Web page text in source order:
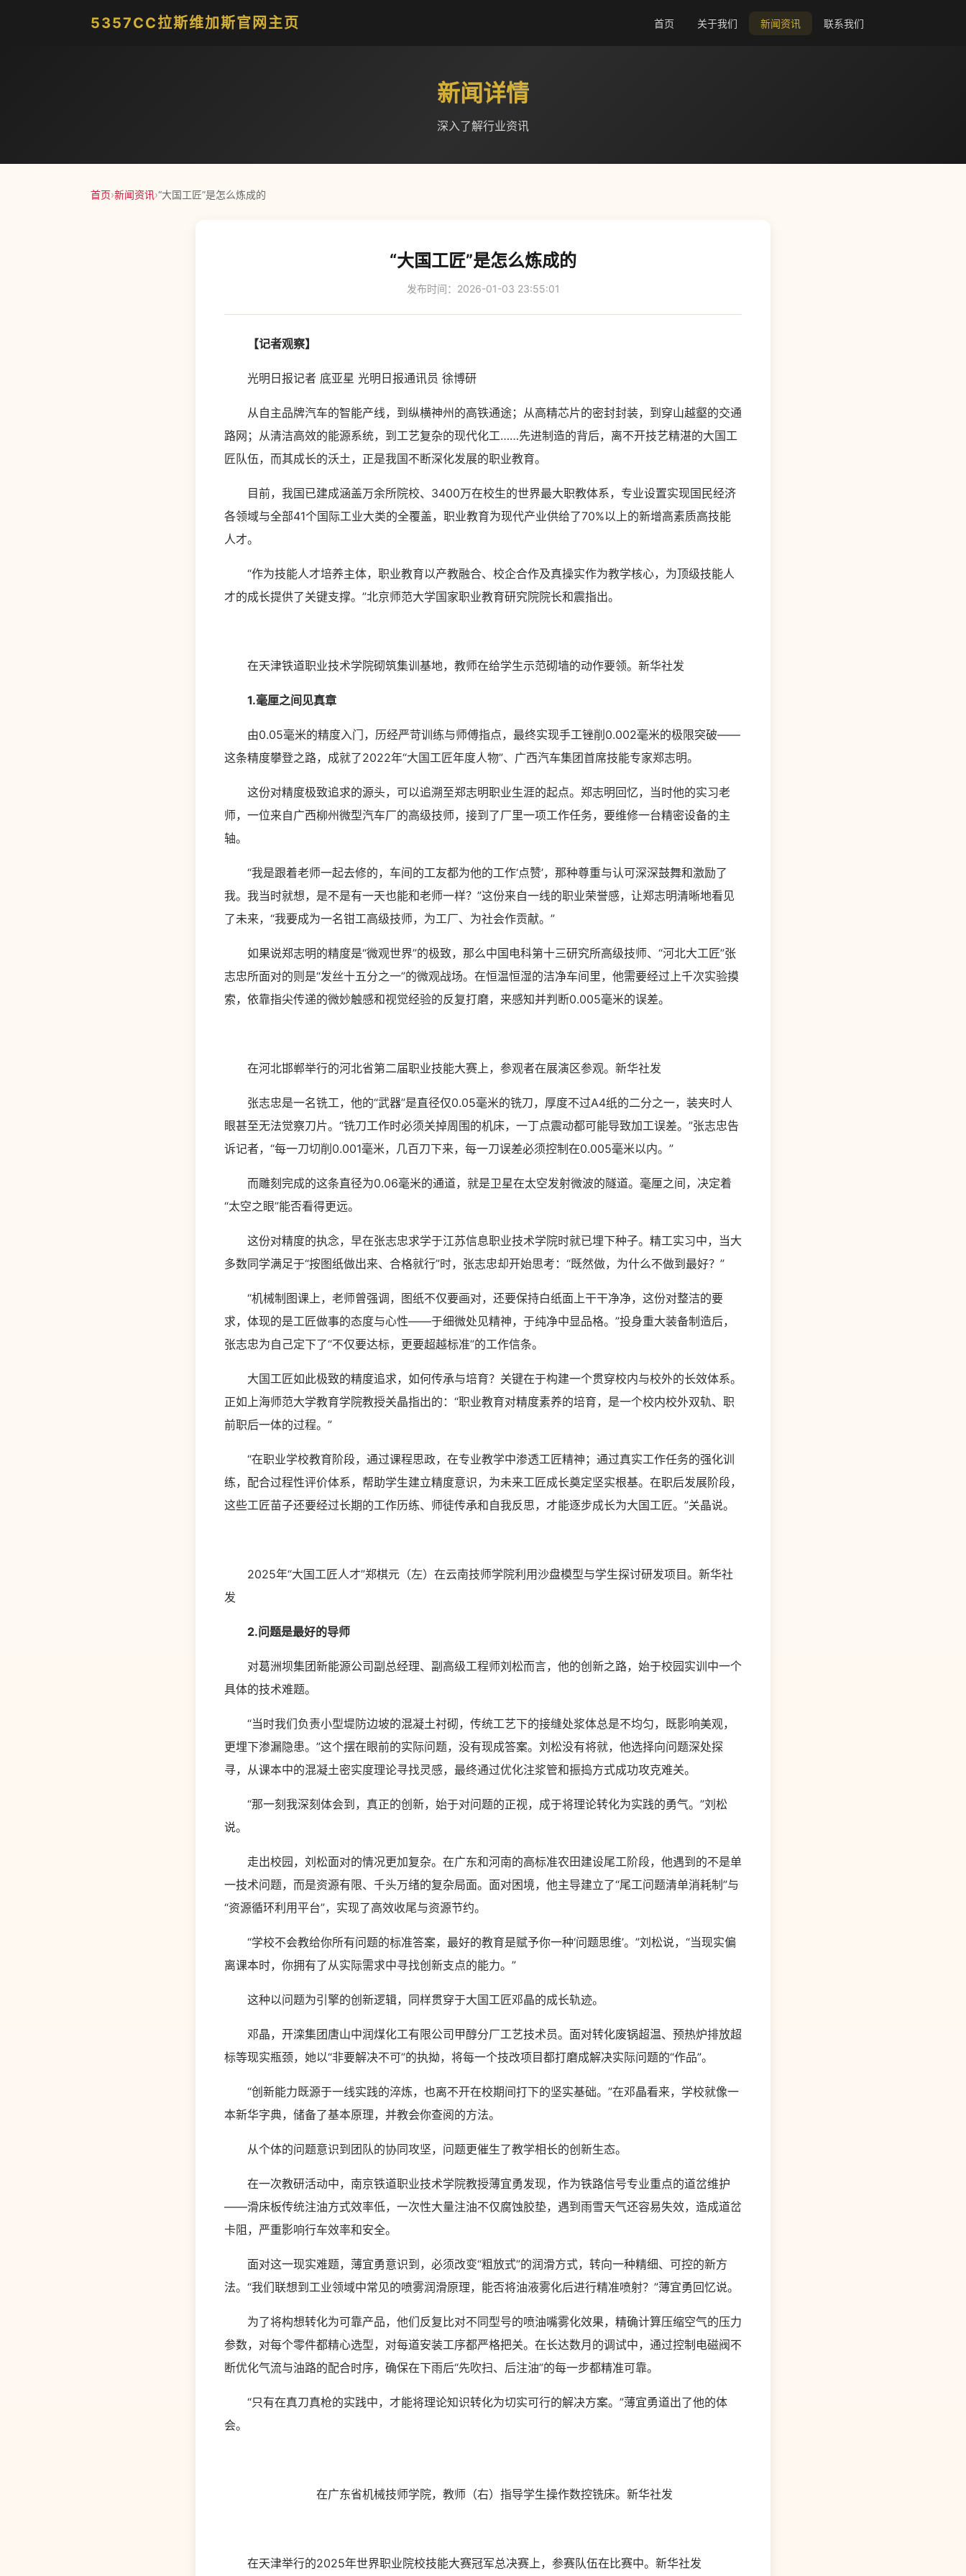
5357CC拉斯维加斯官网主页 首页 关于我们 新闻资讯 联系我们
新闻详情
深入了解行业资讯
首页›新闻资讯›“大国工匠”是怎么炼成的
“大国工匠”是怎么炼成的
发布时间：2026-01-03 23:55:01
【记者观察】
光明日报记者 底亚星 光明日报通讯员 徐博研
从自主品牌汽车的智能产线，到纵横神州的高铁通途；从高精芯片的密封封装，到穿山越壑的交通
路网；从清洁高效的能源系统，到工艺复杂的现代化工……先进制造的背后，离不开技艺精湛的大国工
匠队伍，而其成长的沃土，正是我国不断深化发展的职业教育。
目前，我国已建成涵盖万余所院校、3400万在校生的世界最大职教体系，专业设置实现国民经济
各领域与全部41个国际工业大类的全覆盖，职业教育为现代产业供给了70%以上的新增高素质高技能
人才。
“作为技能人才培养主体，职业教育以产教融合、校企合作及真操实作为教学核心，为顶级技能人
才的成长提供了关键支撑。”北京师范大学国家职业教育研究院院长和震指出。
在天津铁道职业技术学院砌筑集训基地，教师在给学生示范砌墙的动作要领。新华社发
1.毫厘之间见真章
由0.05毫米的精度入门，历经严苛训练与师傅指点，最终实现手工锉削0.002毫米的极限突破——
这条精度攀登之路，成就了2022年“大国工匠年度人物”、广西汽车集团首席技能专家郑志明。
这份对精度极致追求的源头，可以追溯至郑志明职业生涯的起点。郑志明回忆，当时他的实习老
师，一位来自广西柳州微型汽车厂的高级技师，接到了厂里一项工作任务，要维修一台精密设备的主
轴。
“我是跟着老师一起去修的，车间的工友都为他的工作‘点赞’，那种尊重与认可深深鼓舞和激励了
我。我当时就想，是不是有一天也能和老师一样？”这份来自一线的职业荣誉感，让郑志明清晰地看见
了未来，“我要成为一名钳工高级技师，为工厂、为社会作贡献。”
如果说郑志明的精度是“微观世界”的极致，那么中国电科第十三研究所高级技师、“河北大工匠”张
志忠所面对的则是“发丝十五分之一”的微观战场。在恒温恒湿的洁净车间里，他需要经过上千次实验摸
索，依靠指尖传递的微妙触感和视觉经验的反复打磨，来感知并判断0.005毫米的误差。
在河北邯郸举行的河北省第二届职业技能大赛上，参观者在展演区参观。新华社发
张志忠是一名铣工，他的“武器”是直径仅0.05毫米的铣刀，厚度不过A4纸的二分之一，装夹时人
眼甚至无法觉察刀片。“铣刀工作时必须关掉周围的机床，一丁点震动都可能导致加工误差。”张志忠告
诉记者，“每一刀切削0.001毫米，几百刀下来，每一刀误差必须控制在0.005毫米以内。”
而雕刻完成的这条直径为0.06毫米的通道，就是卫星在太空发射微波的隧道。毫厘之间，决定着
“太空之眼”能否看得更远。
这份对精度的执念，早在张志忠求学于江苏信息职业技术学院时就已埋下种子。精工实习中，当大
多数同学满足于“按图纸做出来、合格就行”时，张志忠却开始思考：“既然做，为什么不做到最好？”
“机械制图课上，老师曾强调，图纸不仅要画对，还要保持白纸面上干干净净，这份对整洁的要
求，体现的是工匠做事的态度与心性——于细微处见精神，于纯净中显品格。”投身重大装备制造后，
张志忠为自己定下了“不仅要达标，更要超越标准”的工作信条。
大国工匠如此极致的精度追求，如何传承与培育？关键在于构建一个贯穿校内与校外的长效体系。
正如上海师范大学教育学院教授关晶指出的：“职业教育对精度素养的培育，是一个校内校外双轨、职
前职后一体的过程。”
“在职业学校教育阶段，通过课程思政，在专业教学中渗透工匠精神；通过真实工作任务的强化训
练，配合过程性评价体系，帮助学生建立精度意识，为未来工匠成长奠定坚实根基。在职后发展阶段，
这些工匠苗子还要经过长期的工作历练、师徒传承和自我反思，才能逐步成长为大国工匠。”关晶说。
2025年“大国工匠人才”郑棋元（左）在云南技师学院利用沙盘模型与学生探讨研发项目。新华社
发
2.问题是最好的导师
对葛洲坝集团新能源公司副总经理、副高级工程师刘松而言，他的创新之路，始于校园实训中一个
具体的技术难题。
“当时我们负责小型堤防边坡的混凝土衬砌，传统工艺下的接缝处浆体总是不均匀，既影响美观，
更埋下渗漏隐患。”这个摆在眼前的实际问题，没有现成答案。刘松没有将就，他选择向问题深处探
寻，从课本中的混凝土密实度理论寻找灵感，最终通过优化注浆管和振捣方式成功攻克难关。
“那一刻我深刻体会到，真正的创新，始于对问题的正视，成于将理论转化为实践的勇气。”刘松
说。
走出校园，刘松面对的情况更加复杂。在广东和河南的高标准农田建设尾工阶段，他遇到的不是单
一技术问题，而是资源有限、千头万绪的复杂局面。面对困境，他主导建立了“尾工问题清单消耗制”与
“资源循环利用平台”，实现了高效收尾与资源节约。
“学校不会教给你所有问题的标准答案，最好的教育是赋予你一种‘问题思维’。”刘松说，“当现实偏
离课本时，你拥有了从实际需求中寻找创新支点的能力。”
这种以问题为引擎的创新逻辑，同样贯穿于大国工匠邓晶的成长轨迹。
邓晶，开滦集团唐山中润煤化工有限公司甲醇分厂工艺技术员。面对转化废锅超温、预热炉排放超
标等现实瓶颈，她以“非要解决不可”的执拗，将每一个技改项目都打磨成解决实际问题的“作品”。
“创新能力既源于一线实践的淬炼，也离不开在校期间打下的坚实基础。”在邓晶看来，学校就像一
本新华字典，储备了基本原理，并教会你查阅的方法。
从个体的问题意识到团队的协同攻坚，问题更催生了教学相长的创新生态。
在一次教研活动中，南京铁道职业技术学院教授薄宜勇发现，作为铁路信号专业重点的道岔维护
——滑床板传统注油方式效率低，一次性大量注油不仅腐蚀胶垫，遇到雨雪天气还容易失效，造成道岔
卡阻，严重影响行车效率和安全。
面对这一现实难题，薄宜勇意识到，必须改变“粗放式”的润滑方式，转向一种精细、可控的新方
法。“我们联想到工业领域中常见的喷雾润滑原理，能否将油液雾化后进行精准喷射？”薄宜勇回忆说。
为了将构想转化为可靠产品，他们反复比对不同型号的喷油嘴雾化效果，精确计算压缩空气的压力
参数，对每个零件都精心选型，对每道安装工序都严格把关。在长达数月的调试中，通过控制电磁阀不
断优化气流与油路的配合时序，确保在下雨后“先吹扫、后注油”的每一步都精准可靠。
“只有在真刀真枪的实践中，才能将理论知识转化为切实可行的解决方案。”薄宜勇道出了他的体
会。
在广东省机械技师学院，教师（右）指导学生操作数控铣床。新华社发
在天津举行的2025年世界职业院校技能大赛冠军总决赛上，参赛队伍在比赛中。新华社发